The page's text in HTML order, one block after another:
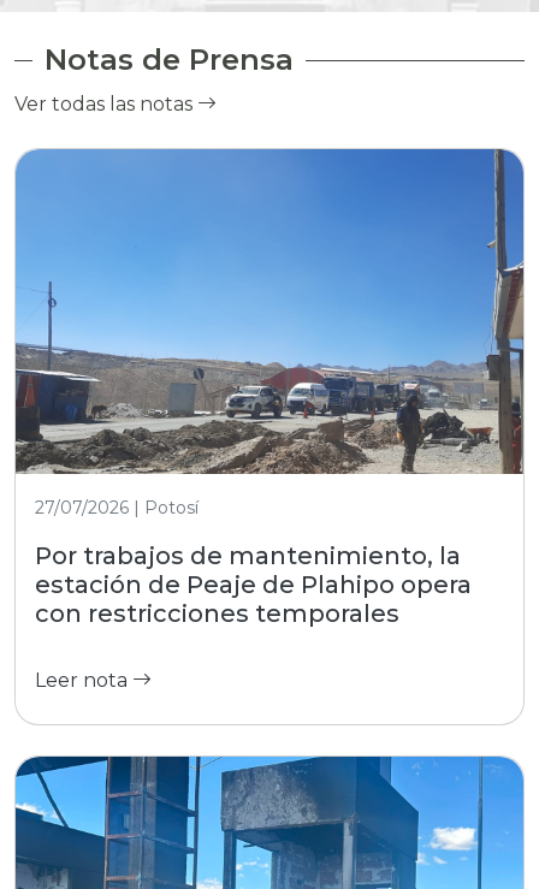
Notas de Prensa
Ver todas las notas
27/07/2026 | Potosí
Por trabajos de mantenimiento, la
estación de Peaje de Plahipo opera
con restricciones temporales
Leer nota